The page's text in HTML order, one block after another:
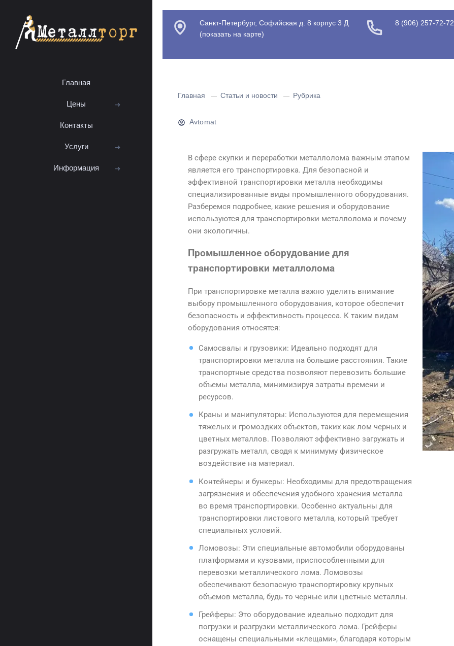
Главная
Цены
Контакты
Услуги
Информация
Санкт-Петербург, Софийская д. 8 корпус 3 Д
(показать на карте)
8 (906) 257-72-72
Главная Статьи и новости Рубрика
Avtomat
В сфере скупки и переработки металлолома важным этапом
является его транспортировка. Для безопасной и
эффективной транспортировки металла необходимы
специализированные виды промышленного оборудования.
Разберемся подробнее, какие решения и оборудование
используются для транспортировки металлолома и почему
они экологичны.
Промышленное оборудование для
транспортировки металлолома
При транспортировке металла важно уделить внимание
выбору промышленного оборудования, которое обеспечит
безопасность и эффективность процесса. К таким видам
оборудования относятся:
Самосвалы и грузовики: Идеально подходят для
транспортировки металла на большие расстояния. Такие
транспортные средства позволяют перевозить большие
объемы металла, минимизируя затраты времени и
ресурсов.
Краны и манипуляторы: Используются для перемещения
тяжелых и громоздких объектов, таких как лом черных и
цветных металлов. Позволяют эффективно загружать и
разгружать металл, сводя к минимуму физическое
воздействие на материал.
Контейнеры и бункеры: Необходимы для предотвращения
загрязнения и обеспечения удобного хранения металла
во время транспортировки. Особенно актуальны для
транспортировки листового металла, который требует
специальных условий.
Ломовозы: Эти специальные автомобили оборудованы
платформами и кузовами, приспособленными для
перевозки металлического лома. Ломовозы
обеспечивают безопасную транспортировку крупных
объемов металла, будь то черные или цветные металлы.
Грейферы: Это оборудование идеально подходит для
погрузки и разгрузки металлического лома. Грейферы
оснащены специальными «клещами», благодаря которым